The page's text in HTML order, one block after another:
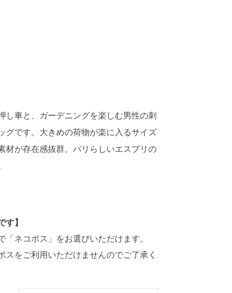
し車と、ガーデニングを楽しむ男性の刺
グです。大きめの荷物が楽に入るサイズ
材が存在感抜群。パリらしいエスプリの
す】
「ネコポス」をお選びいただけます。
スをご利用いただけませんのでご了承く